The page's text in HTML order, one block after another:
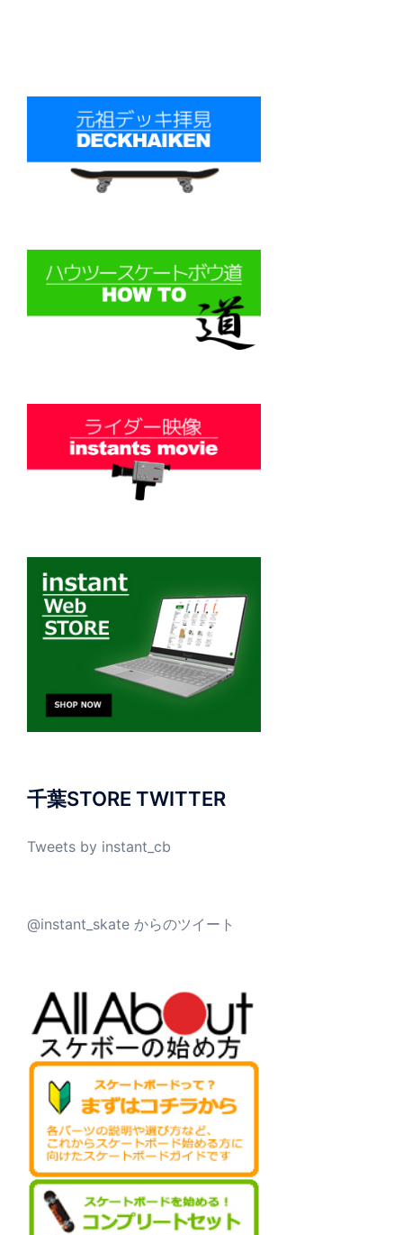
千葉STORE TWITTER
Tweets by instant_cb
@instant_skate からのツイート